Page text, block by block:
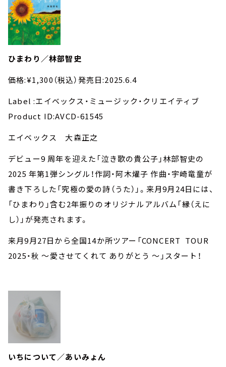
ひまわり／林部智史
価格:¥1,300（税込）発売日:2025.6.4
Label :エイベックス・ミュージック・クリエイティブ
Product ID:AVCD-61545
エイベックス 大森正之
デビュー9 周年を迎えた「泣き歌の貴公子」林部智史の
2025 年第1弾シングル！作詞・阿木燿子 作曲・宇崎竜童が
書き下ろした「究極の愛の詩（うた）」。来月9月24日には、
「ひまわり」含む2年振りのオリジナルアルバム「縁（えに
し）」が発売されます。
来月9月27日から全国14か所ツアー「CONCERT TOUR
2025・秋 ～愛させてくれて ありがとう ～」スタート！
いちについて／あいみょん